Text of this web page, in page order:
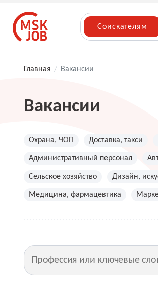
Соискателям
Главная / Вакансии
Вакансии
Охрана, ЧОП Доставка, такси
Административный персонал
Сельское хозяйство Дизайн,
Медицина, фармацевтика